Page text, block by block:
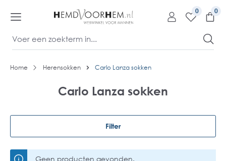
0
Home Herensokken Carlo Lanza sokken
Carlo Lanza sokken
Filter
Geen producten gevonden.